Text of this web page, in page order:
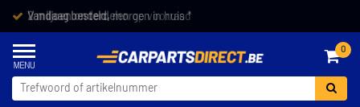
Vandaag besteld,morgen in huis *
0